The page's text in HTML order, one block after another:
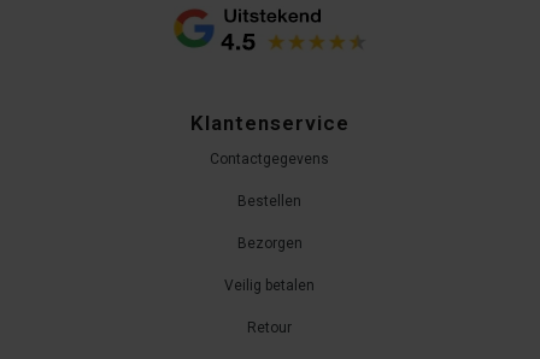
Klantenservice
Contactgegevens
Bestellen
Bezorgen
Veilig betalen
Retour